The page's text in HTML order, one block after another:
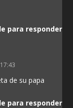
para responder
de su papa
para responder